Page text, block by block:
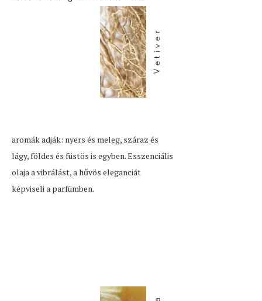
aromák adják: nyers és meleg, száraz és
lágy, földes és füstös is egyben. Esszenciális
olaja a vibrálást, a hűvös eleganciát
képviseli a parfümben.